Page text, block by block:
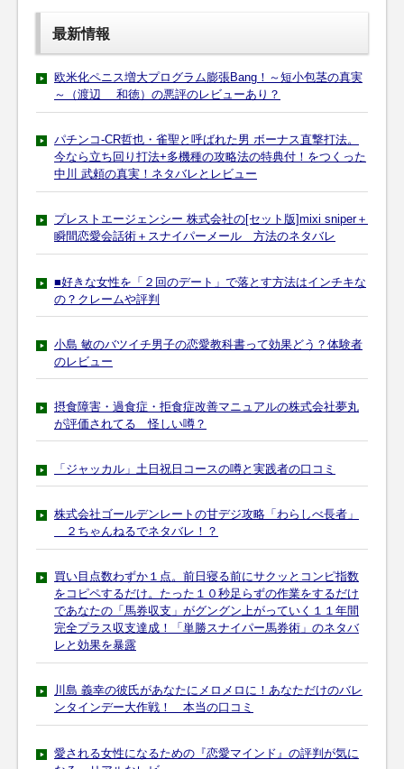
最新情報
欧米化ペニス増大プログラム膨張Bang！～短小包茎の真実
～（渡辺 和徳）の悪評のレビューあり？
パチンコ-CR哲也・雀聖と呼ばれた男 ボーナス直撃打法。
今なら立ち回り打法+多機種の攻略法の特典付！をつくった
中川 武頼の真実！ネタバレとレビュー
プレストエージェンシー 株式会社の[セット版]mixi sniper＋
瞬間恋愛会話術＋スナイパーメール 方法のネタバレ
■好きな女性を「２回のデート」で落とす方法はインチキな
の？クレームや評判
小島 敏のバツイチ男子の恋愛教科書って効果どう？体験者
のレビュー
摂食障害・過食症・拒食症改善マニュアルの株式会社夢丸
が評価されてる 怪しい噂？
「ジャッカル」土日祝日コースの噂と実践者の口コミ
株式会社ゴールデンレートの甘デジ攻略「わらしべ長者」
２ちゃんねるでネタバレ！？
買い目点数わずか１点。前日寝る前にサクッとコンピ指数
をコピペするだけ。たった１０秒足らずの作業をするだけ
であなたの「馬券収支」がグングン上がっていく１１年間
完全プラス収支達成！「単勝スナイパー馬券術」のネタバ
レと効果を暴露
川島 義幸の彼氏があなたにメロメロに！あなただけのバレ
ンタインデー大作戦！ 本当の口コミ
愛される女性になるための『恋愛マインド』の評判が気に